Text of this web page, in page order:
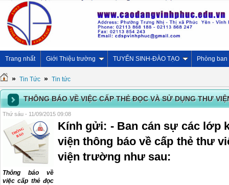
Trang nhất Giới Thiệu trường TUYỂN SINH-ĐÀO TẠO Phòng ban
» Tin Tức » Tin tức
THÔNG BÁO VỀ VIỆC CẤP THẺ ĐỌC VÀ SỬ DỤNG THƯ
Thứ sáu - 11/09/2015 09:08
Thông báo về
việc cấp thẻ đọc
Kính gửi: - Ban cán sự các lớp
viện thông báo về cấp thẻ thư
viện trường như sau: